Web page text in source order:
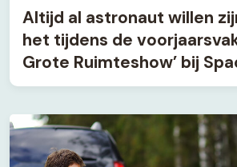
Altijd al astronaut willen
het tijdens de
Grote Ruimteshow’ bij